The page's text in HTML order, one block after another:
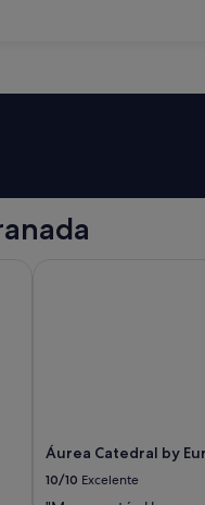
Áurea Catedral by
10/10 Excelente